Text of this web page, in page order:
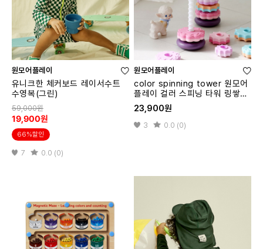
원모어플레이
유니크한 체커보드 레이서수트
수영복(그린)
59,000원
19,900원
66%할인
7 0.0 (0)
원모어플레이
color spinning tower 원모어
플레이 컬러 스피닝 타워 링쌓기
교구
23,900원
3 0.0 (0)